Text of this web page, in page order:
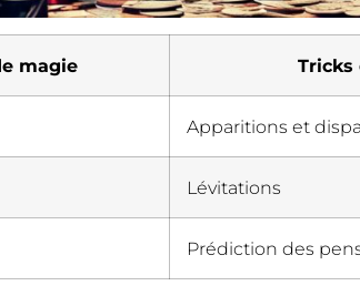
magie Tricks
Apparitions et
Lévitations
Prédiction des